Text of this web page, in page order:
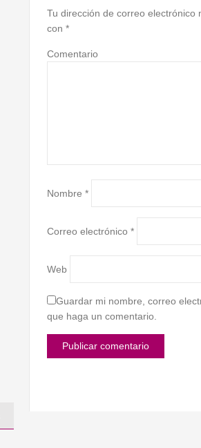
Tu dirección de correo electrónico
con *
Comentario
Nombre *
Correo electrónico *
Web
Guardar mi nombre, correo
que haga un comentario.